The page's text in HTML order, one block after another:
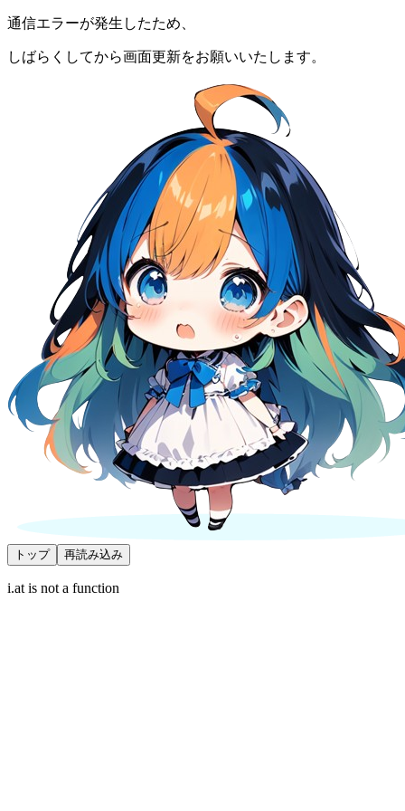
通信エラーが発生したため、
しばらくしてから画面更新をお願いいたします。
トップ 再読み込み
i.at is not a function